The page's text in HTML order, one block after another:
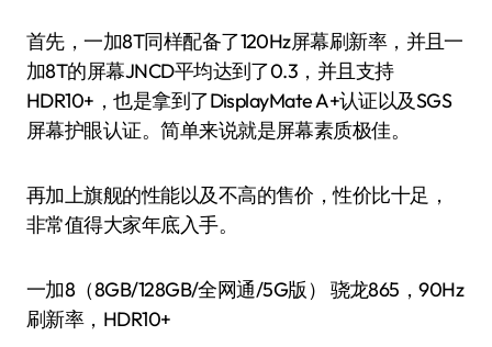
首先，一加8T同样配备了120Hz屏幕刷新率，并且一
加8T的屏幕JNCD平均达到了0.3，并且支持
HDR10+，也是拿到了DisplayMate A+认证以及SGS
屏幕护眼认证。简单来说就是屏幕素质极佳。
再加上旗舰的性能以及不高的售价，性价比十足，
非常值得大家年底入手。
一加8（8GB/128GB/全网通/5G版） 骁龙865，90Hz
刷新率，HDR10+